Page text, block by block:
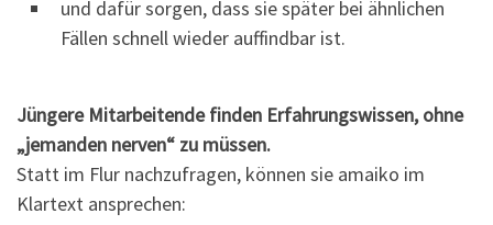
und dafür sorgen, dass sie später bei ähnlichen
Fällen schnell wieder auffindbar ist.
Jüngere Mitarbeitende finden Erfahrungswissen, ohne
„jemanden nerven“ zu müssen.
Statt im Flur nachzufragen, können sie amaiko im
Klartext ansprechen: